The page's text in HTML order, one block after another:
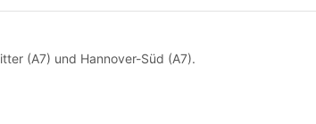
(A7) und Hannover-Süd (A7).